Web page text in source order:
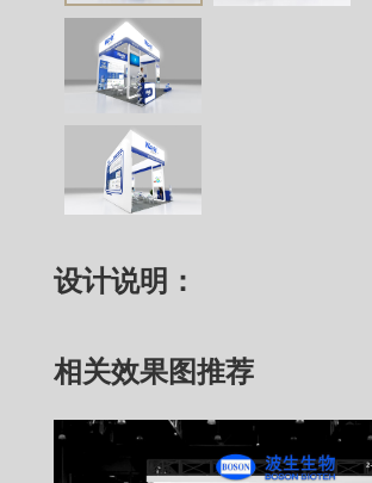
设计说明：
相关效果图推荐